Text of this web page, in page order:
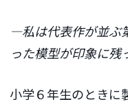
―私は代表作が並ぶ
った模型が印象に残
小学６年生のときに